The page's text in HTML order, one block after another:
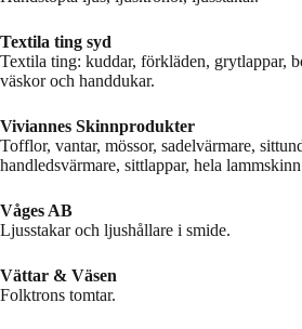
Textila ting syd
Textila ting: kuddar, förkläden, grytlappar,
väskor och handdukar.
Viviannes Skinnprodukter
Tofflor, vantar, mössor, sadelvärmare,
handledsvärmare, sittlappar, hela
Våges AB
Ljusstakar och ljushållare i smide.
Vättar & Väsen
Folktrons tomtar.